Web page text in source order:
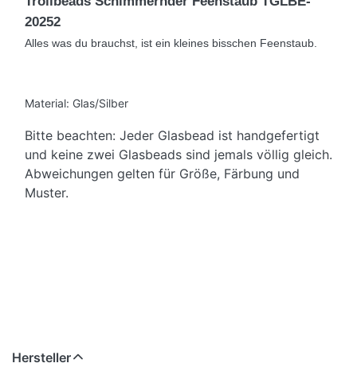
20252
Alles was du brauchst, ist ein kleines bisschen Feenstaub.
Material: Glas/Silber
Bitte beachten: Jeder Glasbead ist handgefertigt
und keine zwei Glasbeads sind jemals völlig gleich.
Abweichungen gelten für Größe, Färbung und
Muster.
Hersteller